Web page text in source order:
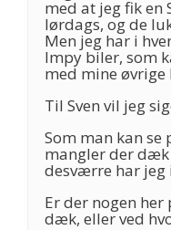
med at jeg fik en
lørdags, og de
Men jeg har i
Impy biler, som
med mine øvrige
Til Sven vil jeg
Som man kan se
mangler der dæk
desværre har jeg
Er der nogen
dæk, eller ved